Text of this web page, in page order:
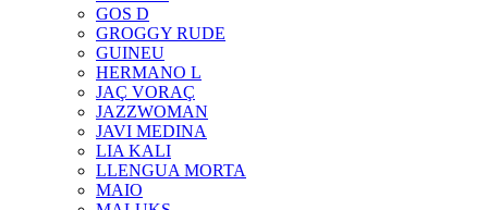
GOS D
GROGGY RUDE
GUINEU
HERMANO L
JAÇ VORAÇ
JAZZWOMAN
JAVI MEDINA
LIA KALI
LLENGUA MORTA
MAIO